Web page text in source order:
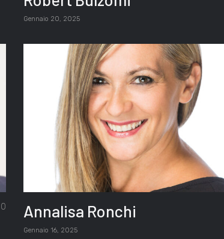
Gennaio 20, 2025
0 Annalisa Ronchi
Gennaio 16, 2025